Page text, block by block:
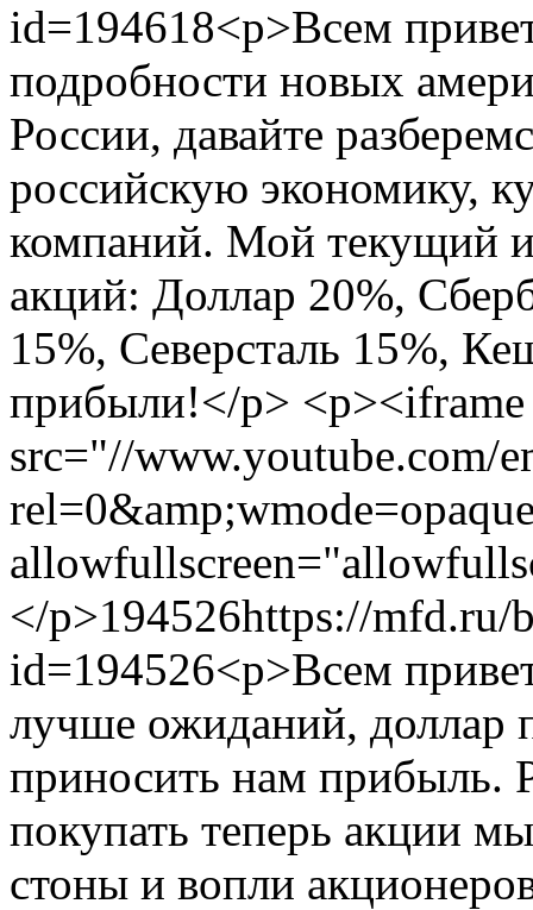
id=194618<p>Всем
подробности новых
России, давайте
российскую экономику,
компаний. Мой текущий
акций: Доллар 20%,
15%, Северсталь 15%,
прибыли!</p>
src="//www.youtube.com/
</p>194526https://mfd.ru/
id=194526<p>Всем
лучше ожиданий, доллар
приносить нам прибыль.
покупать теперь акции
стоны и вопли